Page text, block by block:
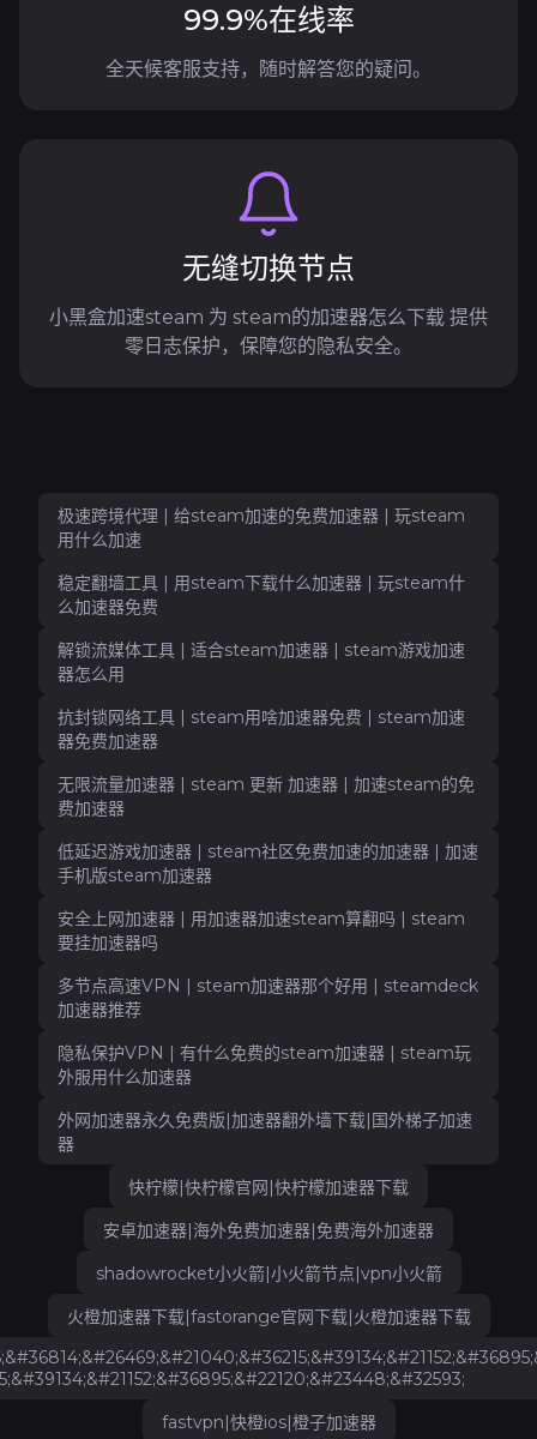
99.9%在线率
全天候客服支持，随时解答您的疑问。
无缝切换节点
小黑盒加速steam 为 steam的加速器怎么下载 提供
零日志保护，保障您的隐私安全。
极速跨境代理 | 给steam加速的免费加速器 | 玩steam
用什么加速
稳定翻墙工具 | 用steam下载什么加速器 | 玩steam什
么加速器免费
解锁流媒体工具 | 适合steam加速器 | steam游戏加速
器怎么用
抗封锁网络工具 | steam用啥加速器免费 | steam加速
器免费加速器
无限流量加速器 | steam 更新 加速器 | 加速steam的免
费加速器
低延迟游戏加速器 | steam社区免费加速的加速器 | 加速
手机版steam加速器
安全上网加速器 | 用加速器加速steam算翻吗 | steam
要挂加速器吗
多节点高速VPN | steam加速器那个好用 | steamdeck
加速器推荐
隐私保护VPN | 有什么免费的steam加速器 | steam玩
外服用什么加速器
外网加速器永久免费版|加速器翻外墙下载|国外梯子加速
器
快柠檬|快柠檬官网|快柠檬加速器下载
安卓加速器|海外免费加速器|免费海外加速器
shadowrocket小火箭|小火箭节点|vpn小火箭
火橙加速器下载|fastorange官网下载|火橙加速器下载
fastvpn|快橙ios|橙子加速器